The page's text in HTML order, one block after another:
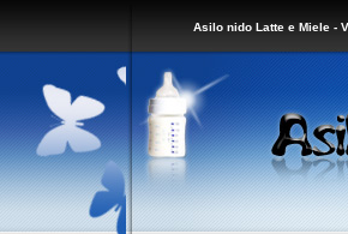
Asilo nido Latte e Miele -